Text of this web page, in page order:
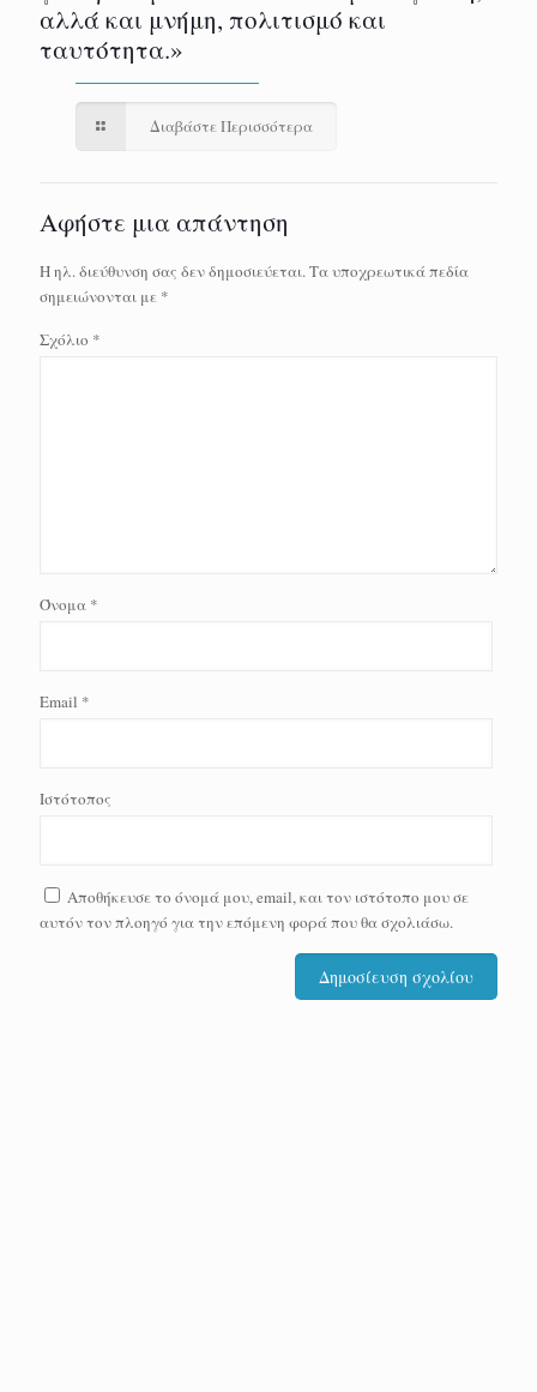
αλλά και μνήμη, πολιτισμό και
ταυτότητα.»
Διαβάστε Περισσότερα
Αφήστε μια απάντηση
Η ηλ. διεύθυνση σας δεν δημοσιεύεται. Τα υποχρεωτικά πεδία
σημειώνονται με *
Σχόλιο *
Όνομα *
Email *
Ιστότοπος
Αποθήκευσε το όνομά μου, email, και τον ιστότοπο μου σε
αυτόν τον πλοηγό για την επόμενη φορά που θα σχολιάσω.